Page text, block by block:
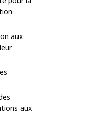
aux
aux